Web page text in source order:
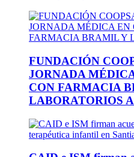
FUNDACIÓN
JORNADA
CON FARMACIA
LABORATORIOS